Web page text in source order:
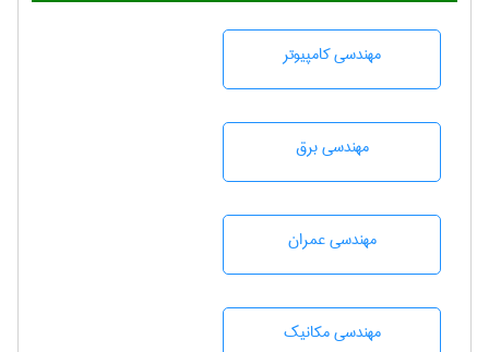
مهندسی كامپيوتر
مهندسی برق
مهندسی عمران
مهندسی مکانیک